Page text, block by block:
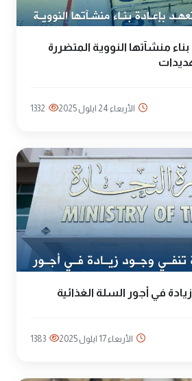
بناء منشآتها النووية المتضررة
الأربعاء 24 ايلول 2025 1332
في أجور السلة الغذائية
الأربعاء 17 ايلول 2025 1383